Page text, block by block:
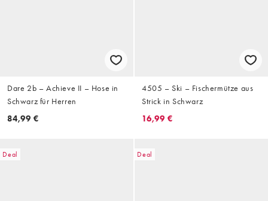
Dare 2b – Achieve II – Hose in
Schwarz für Herren
84,99 €
4505 – Ski – Fischermütze aus
Strick in Schwarz
16,99 €
Deal Deal